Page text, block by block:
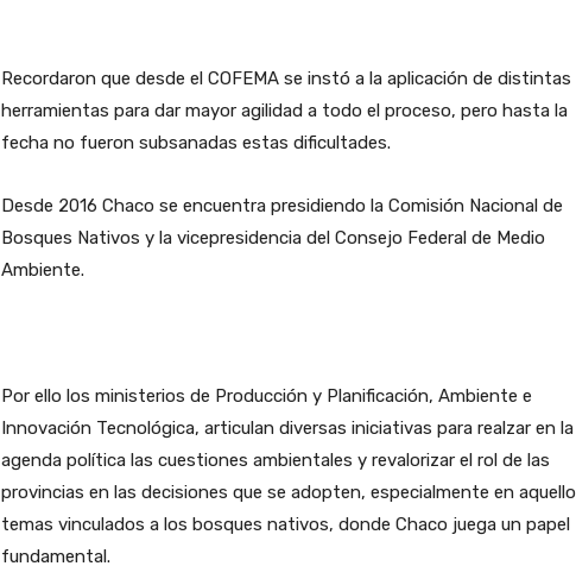
Recordaron que desde el COFEMA se instó a la aplicación de distintas
herramientas para dar mayor agilidad a todo el proceso, pero hasta la
fecha no fueron subsanadas estas dificultades.
Desde 2016 Chaco se encuentra presidiendo la Comisión Nacional de
Bosques Nativos y la vicepresidencia del Consejo Federal de Medio
Ambiente.
Por ello los ministerios de Producción y Planificación, Ambiente e
Innovación Tecnológica, articulan diversas iniciativas para realzar en la
agenda política las cuestiones ambientales y revalorizar el rol de las
provincias en las decisiones que se adopten, especialmente en
temas vinculados a los bosques nativos, donde Chaco juega un papel
fundamental.